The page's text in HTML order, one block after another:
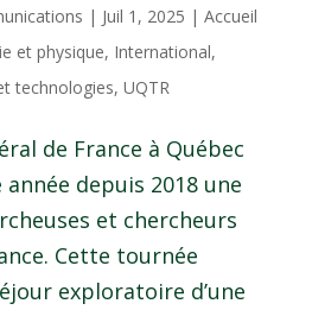
| Juil 1, 2025 | Accueil
et physique, International,
technologies, UQTR
de France à Québec
depuis 2018 une
et chercheurs
Cette tournée
exploratoire d’une